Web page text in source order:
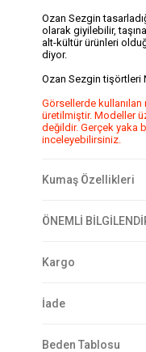
Ozan Sezgin
olarak giyilebilir,
alt-kültür ürünleri
diyor.
Ozan Sezgin tişörtleri
Görsellerde
üretilmiştir. Modeller
değildir. Gerçek yaka
inceleyebilirsiniz.
Kumaş Özellikleri
ÖNEMLİ
Kargo
İade
Beden Tablosu